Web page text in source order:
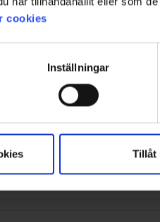
cookies
Inställningar
Tillåt